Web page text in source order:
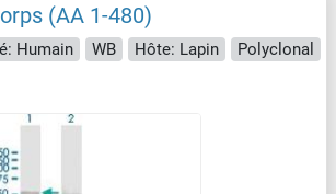
(AA 1-480)
Humain WB Hôte: Lapin
Polyclonal